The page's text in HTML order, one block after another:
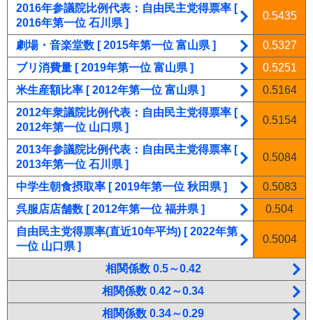
2016年参議院比例代表：自由民主党得票率 [
2016年第一位 石川県 ]
0.5435
劇場・音楽堂数 [ 2015年第一位 富山県 ]
0.5327
ブリ消費量 [ 2019年第一位 富山県 ]
0.5251
米生産額比率 [ 2012年第一位 富山県 ]
0.5164
2012年衆議院比例代表：自由民主党得票率 [
2012年第一位 山口県 ]
0.5154
2013年参議院比例代表：自由民主党得票率 [
2013年第一位 石川県 ]
0.5084
中学生朝食摂取率 [ 2019年第一位 秋田県 ]
0.5083
呉服店店舗数 [ 2012年第一位 福井県 ]
0.504
自由民主党得票率(直近10年平均) [ 2022年第
一位 山口県 ]
0.5004
相関係数 0.5～0.42
相関係数 0.42～0.34
相関係数 0.34～0.29